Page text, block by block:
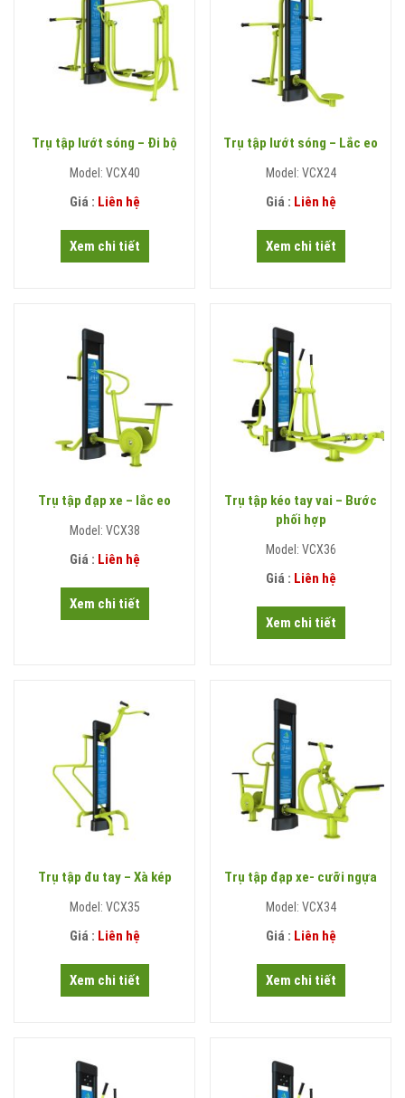
Trụ tập lướt sóng – Đi bộ
Model: VCX40
Giá : Liên hệ
Xem chi tiết
Trụ tập lướt sóng – Lắc eo
Model: VCX24
Giá : Liên hệ
Xem chi tiết
Trụ tập đạp xe – lắc eo
Model: VCX38
Giá : Liên hệ
Xem chi tiết
Trụ tập kéo tay vai – Bước
phối hợp
Model: VCX36
Giá : Liên hệ
Xem chi tiết
Trụ tập đu tay – Xà kép
Model: VCX35
Giá : Liên hệ
Xem chi tiết
Trụ tập đạp xe- cưỡi ngựa
Model: VCX34
Giá : Liên hệ
Xem chi tiết